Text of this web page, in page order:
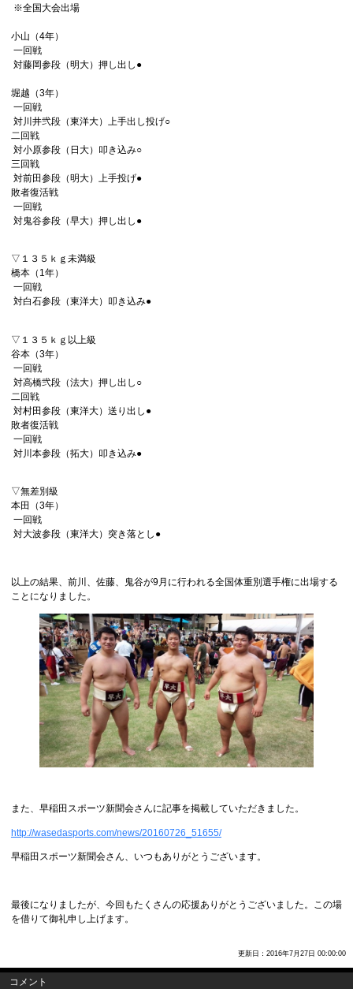
※全国大会出場
小山（4年）
一回戦
対藤岡参段（明大）押し出し●
堀越（3年）
一回戦
対川井弐段（東洋大）上手出し投げ○
二回戦
対小原参段（日大）叩き込み○
三回戦
対前田参段（明大）上手投げ●
敗者復活戦
一回戦
対鬼谷参段（早大）押し出し●
▽１３５ｋｇ未満級
橋本（1年）
一回戦
対白石参段（東洋大）叩き込み●
▽１３５ｋｇ以上級
谷本（3年）
一回戦
対高橋弐段（法大）押し出し○
二回戦
対村田参段（東洋大）送り出し●
敗者復活戦
一回戦
対川本参段（拓大）叩き込み●
▽無差別級
本田（3年）
一回戦
対大波参段（東洋大）突き落とし●
以上の結果、前川、佐藤、鬼谷が9月に行われる全国体重別選手権に出場する
ことになりました。
また、早稲田スポーツ新聞会さんに記事を掲載していただきました。
http://wasedasports.com/news/20160726_51655/
早稲田スポーツ新聞会さん、いつもありがとうございます。
最後になりましたが、今回もたくさんの応援ありがとうございました。この場
を借りて御礼申し上げます。
更新日：2016年7月27日 00:00:00
コメント